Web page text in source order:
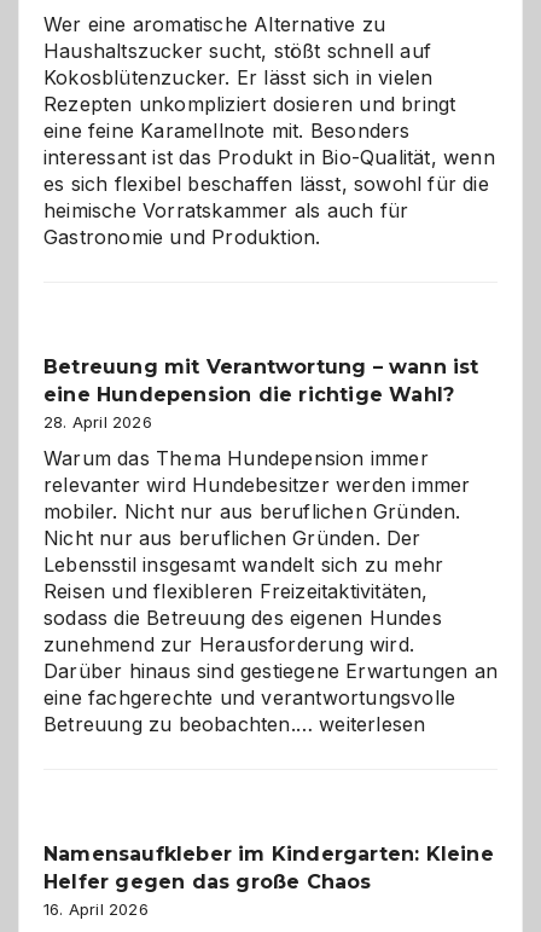
für
Hunde
im
eigenen
Zuhause
Wer eine aromatische Alternative zu
Haushaltszucker sucht, stößt schnell auf
Kokosblütenzucker. Er lässt sich in vielen
Rezepten unkompliziert dosieren und bringt
eine feine Karamellnote mit. Besonders
interessant ist das Produkt in Bio-Qualität, wenn
es sich flexibel beschaffen lässt, sowohl für die
heimische Vorratskammer als auch für
Gastronomie und Produktion.
Betreuung mit Verantwortung – wann ist
eine Hundepension die richtige Wahl?
28. April 2026
Warum das Thema Hundepension immer
relevanter wird Hundebesitzer werden immer
mobiler. Nicht nur aus beruflichen Gründen.
Nicht nur aus beruflichen Gründen. Der
Lebensstil insgesamt wandelt sich zu mehr
Reisen und flexibleren Freizeitaktivitäten,
sodass die Betreuung des eigenen Hundes
zunehmend zur Herausforderung wird.
Darüber hinaus sind gestiegene Erwartungen an
eine fachgerechte und verantwortungsvolle
Betreuung zu beobachten.…Betreuung
ist
eine
weiterlesen
Namensaufkleber im Kindergarten: Kleine
Helfer gegen das große Chaos
16. April 2026